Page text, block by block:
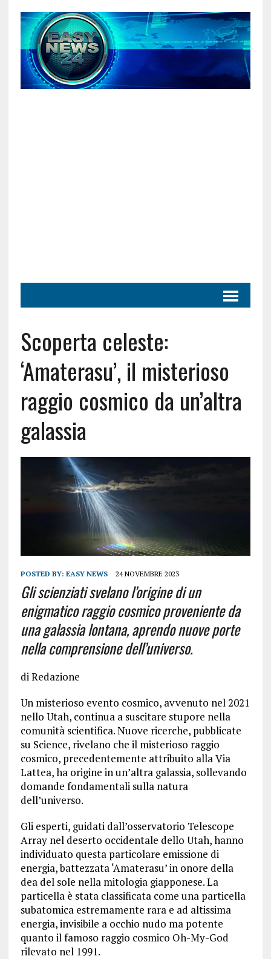
Scoperta celeste:
‘Amaterasu’, il misterioso
raggio cosmico da un’altra
galassia
POSTED BY: EASY NEWS 24 NOVEMBRE 2023
Gli scienziati svelano l’origine di un
enigmatico raggio cosmico proveniente da
una galassia lontana, aprendo nuove porte
nella comprensione dell’universo.
di Redazione
Un misterioso evento cosmico, avvenuto nel 2021
nello Utah, continua a suscitare stupore nella
comunità scientifica. Nuove ricerche, pubblicate
su Science, rivelano che il misterioso raggio
cosmico, precedentemente attribuito alla Via
Lattea, ha origine in un’altra galassia, sollevando
domande fondamentali sulla natura
dell’universo.
Gli esperti, guidati dall’osservatorio Telescope
Array nel deserto occidentale dello Utah, hanno
individuato questa particolare emissione di
energia, battezzata ‘Amaterasu’ in onore della
dea del sole nella mitologia giapponese. La
particella è stata classificata come una particella
subatomica estremamente rara e ad altissima
energia, invisibile a occhio nudo ma potente
quanto il famoso raggio cosmico Oh-My-God
rilevato nel 1991.